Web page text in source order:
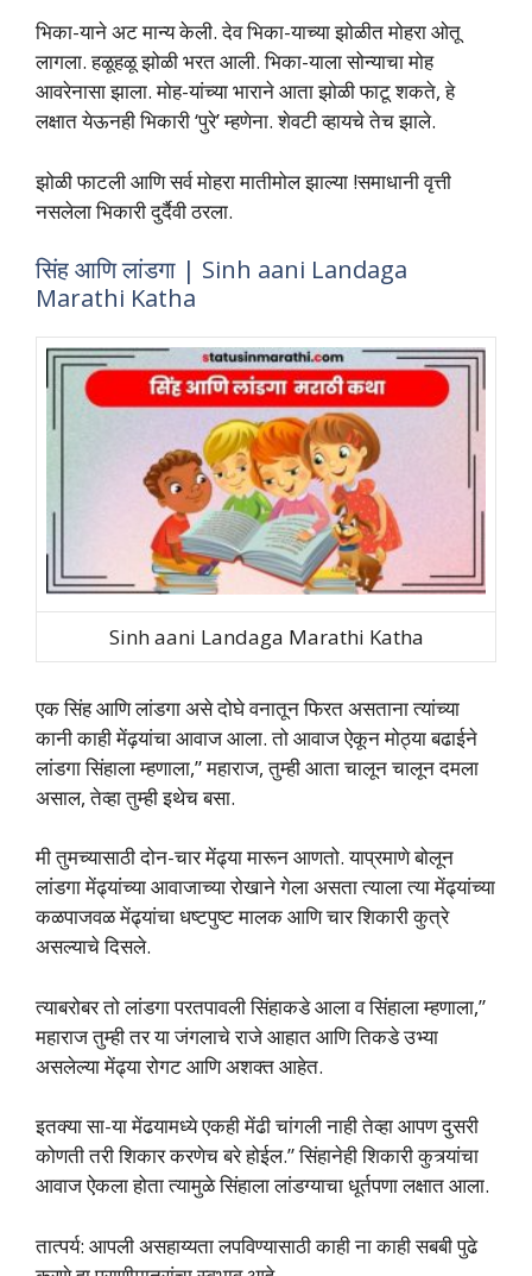
भिका-याने अट मान्य केली. देव भिका-याच्या झोळीत मोहरा ओतू
लागला. हळूहळू झोळी भरत आली. भिका-याला सोन्याचा मोह
आवरेनासा झाला. मोह-यांच्या भाराने आता झोळी फाटू शकते, हे
लक्षात येऊनही भिकारी ‘पुरे’ म्हणेना. शेवटी व्हायचे तेच झाले.
झोळी फाटली आणि सर्व मोहरा मातीमोल झाल्या !समाधानी वृत्ती
नसलेला भिकारी दुर्दैवी ठरला.
सिंह आणि लांडगा | Sinh aani Landaga
Marathi Katha
Sinh aani Landaga Marathi Katha
एक सिंह आणि लांडगा असे दोघे वनातून फिरत असताना त्‍यांच्‍या
कानी काही मेंढ़यांचा आवाज आला. तो आवाज ऐकून मोठ्या बढाईने
लांडगा सिंहाला म्‍हणाला,” महाराज, तुम्‍ही आता चालून चालून दमला
असाल, तेव्‍हा तुम्‍ही इथेच बसा.
मी तुमच्‍यासाठी दोन-चार मेंढ्या मारून आणतो. याप्रमाणे बोलून
लांडगा मेंढ्यांच्‍या आवाजाच्‍या रोखाने गेला असता त्‍याला त्‍या मेंढ्यांच्‍या
कळपाजवळ मेंढ्यांचा धष्‍टपुष्‍ट मालक आणि चार शिकारी कुत्रे
असल्‍याचे दिसले.
त्‍याबरोबर तो लांडगा परतपावली सिंहाकडे आला व सिंहाला म्‍हणाला,”
महाराज तुम्‍ही तर या जंगलाचे राजे आहात आणि तिकडे उभ्‍या
असलेल्या मेंढ्या रोगट आणि अशक्त आहेत.
इतक्‍या सा-या मेंढयामध्‍ये एकही मेंढी चांगली नाही तेव्‍हा आपण दुसरी
कोणती तरी शिकार करणेच बरे होईल.” सिंहानेही शिकारी कुत्र्यांचा
आवाज ऐकला होता त्‍यामुळे सिंहाला लांडग्‍याचा धूर्तपणा लक्षात आला.
तात्‍पर्य: आपली असहाय्यता लपविण्‍यासाठी काही ना काही सबबी पुढे